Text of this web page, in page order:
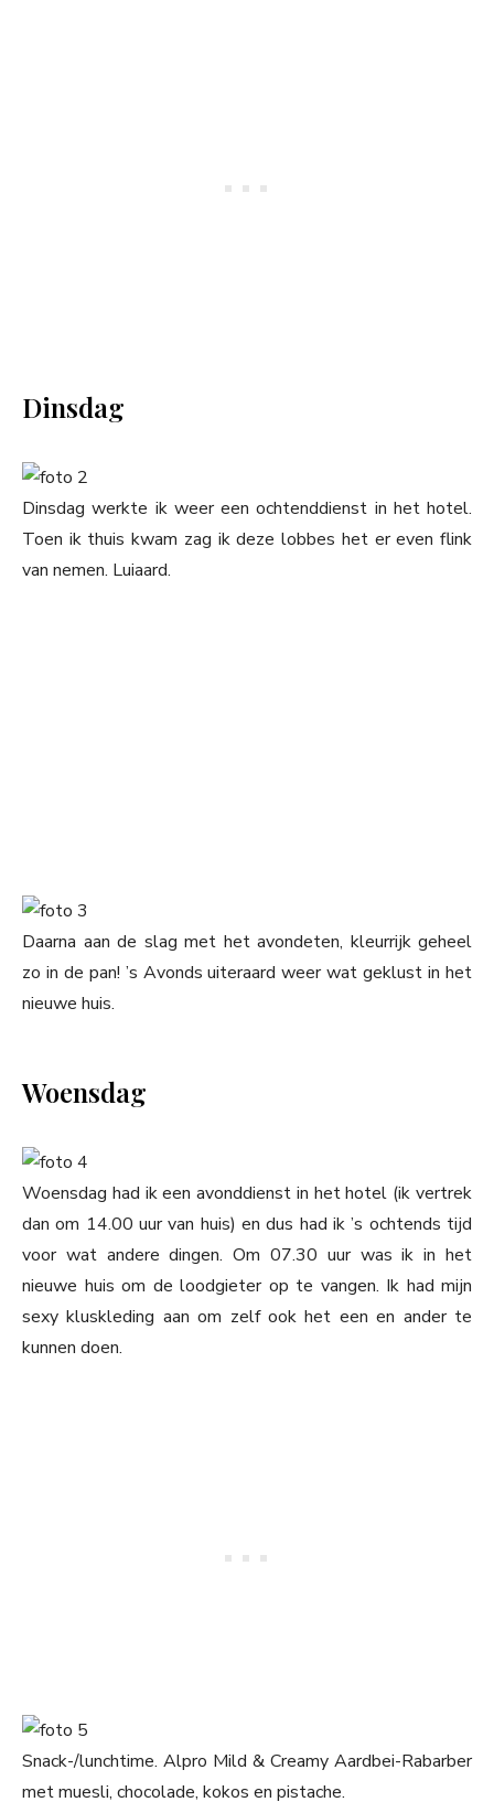
Dinsdag
Dinsdag werkte ik weer een ochtenddienst in het hotel.
Toen ik thuis kwam zag ik deze lobbes het er even flink
van nemen. Luiaard.
Daarna aan de slag met het avondeten, kleurrijk geheel
zo in de pan! ’s Avonds uiteraard weer wat geklust in het
nieuwe huis.
Woensdag
Woensdag had ik een avonddienst in het hotel (ik vertrek
dan om 14.00 uur van huis) en dus had ik ’s ochtends tijd
voor wat andere dingen. Om 07.30 uur was ik in het
nieuwe huis om de loodgieter op te vangen. Ik had mijn
sexy kluskleding aan om zelf ook het een en ander te
kunnen doen.
Snack-/lunchtime. Alpro Mild & Creamy Aardbei-Rabarber
met muesli, chocolade, kokos en pistache.